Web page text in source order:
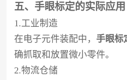
五、手眼标定的实际应用
1.工业制造
在电子元件装配中， 手眼标
确抓取和放置微小零件。
2.物流仓储